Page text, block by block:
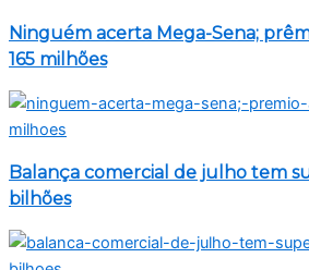
Ninguém acerta Mega-Sena;
165 milhões
Balança comercial de julho tem
bilhões